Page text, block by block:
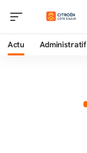
Actu Administratif